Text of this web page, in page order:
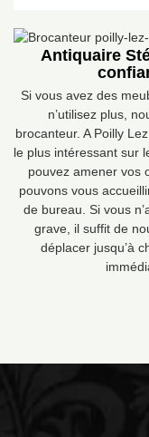
Antiquaire
Si vous avez des
n’utilisez plus,
brocanteur. A Poilly
le plus intéressant sur
pouvez amener vos
pouvons vous
de bureau. Si vous
grave, il suffit de
déplacer jusqu’à